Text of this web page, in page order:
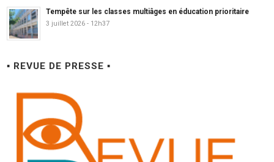
Tempête sur les classes multiâges en éducation prioritaire
3 juillet 2026 - 12h37
▪ REVUE DE PRESSE ▪